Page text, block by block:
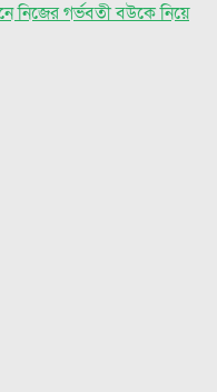
নিজের গর্ভবতী বউকে নিয়ে